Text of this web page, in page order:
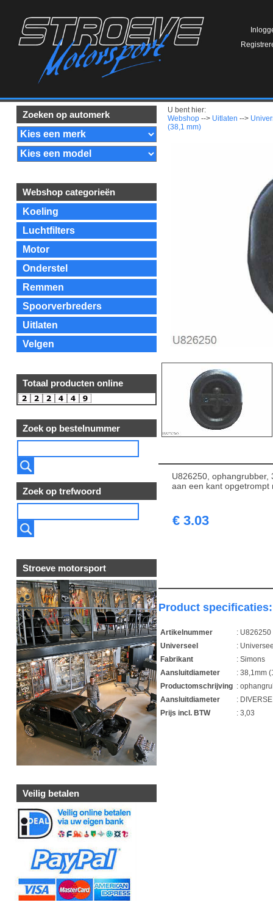
Zoeken op automerk
Webshop categorieën
Koeling
Luchtfilters
Motor
Onderstel
Remmen
Spoorverbreders
Uitlaten
Velgen
Totaal producten online
Zoek op bestelnummer
Zoek op trefwoord
Stroeve motorsport
Veilig betalen
U bent hier:
Webshop --> Uitlaten -->
(38,1 mm)
U826250,
aan een kant
€ 3.03
Product specificaties:
Artikelnummer
: U826250
Universeel
:
Fabrikant
: Simons
Aansluitdiameter
: 38,1mm
Productomschrijving :
Aansluitdiameter
:
Prijs incl. BTW
: 3,03